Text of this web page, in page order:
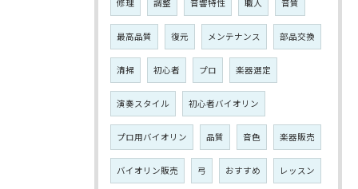
修理 調整 音響特性 職人 音質
最高品質 復元 メンテナンス 部品交換
清掃 初心者 プロ 楽器選定
演奏スタイル 初心者バイオリン
プロ用バイオリン 品質 音色 楽器販売
バイオリン販売 弓 おすすめ レッスン